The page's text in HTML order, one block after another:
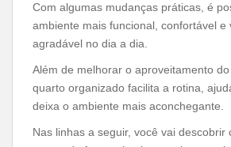
Com algumas mudanças práticas, é
ambiente mais funcional, confortável e
agradável no dia a dia.
Além de melhorar o aproveitamento
quarto organizado facilita a rotina,
deixa o ambiente mais aconchegante.
Nas linhas a seguir, você vai descobrir